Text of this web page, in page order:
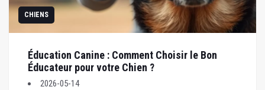
CHIENS
Éducation Canine : Comment Choisir le Bon
Éducateur pour votre Chien ?
2026-05-14